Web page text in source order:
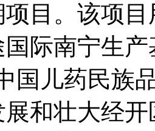
目。该项
际南宁生
国儿药民族
展和壮大经